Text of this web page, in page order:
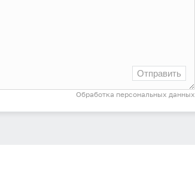
Отправить
Обработка персональных данных